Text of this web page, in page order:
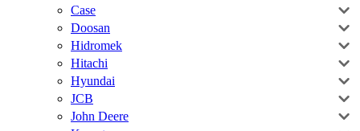
Case
Doosan
Hidromek
Hitachi
Hyundai
JCB
John Deere